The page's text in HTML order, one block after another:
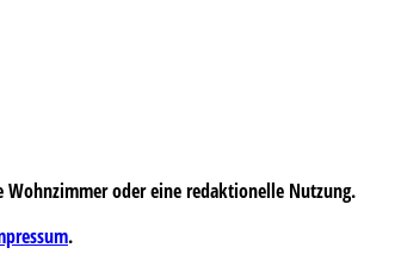
Wohnzimmer oder eine redaktionelle Nutzung.
.